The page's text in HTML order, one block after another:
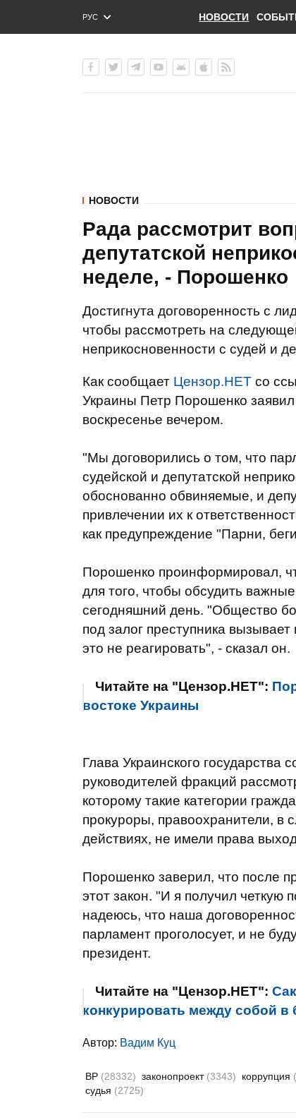
РУС
ENG
НОВОСТИ
НОВОСТИ
Рада рассмотрит
депутатской
неделе, - Порошенко
Достигнута договоренность с
чтобы рассмотреть на
неприкосновенности с судей и
Как сообщает Цензор.НЕТ со
Украины Петр Порошенко
воскресенье вечером.
"Мы договорились о том, что
судейской и депутатской
обоснованно обвиняемые, и
привлечении их к
как предупреждение "Парни,
Порошенко проинформировал,
для того, чтобы обсудить
сегодняшний день. "Общество
под залог преступника
это не реагировать", - сказал он.
Читайте на "Цензор.НЕТ":
востоке Украины
Глава Украинского
руководителей фракций
которому такие категории
прокуроры, правоохранители, в
действиях, не имели права
Порошенко заверил, что после
этот закон. "И я получил четкую
надеюсь, что наша
парламент проголосует, и не
президент.
Читайте на "Цензор.НЕТ":
конкурировать между собой в
Автор: Вадим Куц
ВР (28332) законопроект (3343) коррупция
судья (2725)